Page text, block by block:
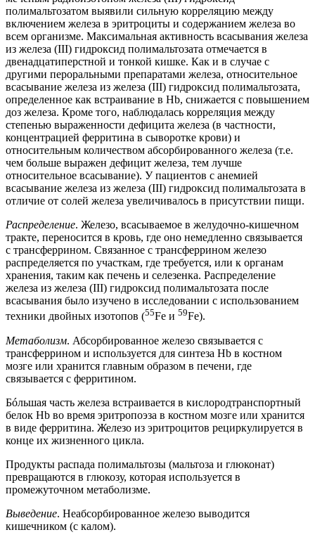
полимальтозатом выявили сильную корреляцию между
включением железа в эритроциты и содержанием железа во
всем организме. Максимальная активность всасывания железа
из железа (III) гидроксид полимальтозата отмечается в
двенадцатиперстной и тонкой кишке. Как и в случае с
другими пероральными препаратами железа, относительное
всасывание железа из железа (III) гидроксид полимальтозата,
определенное как встраивание в Hb, снижается с повышением
доз железа. Кроме того, наблюдалась корреляция между
степенью выраженности дефицита железа (в частности,
концентрацией ферритина в сыворотке крови) и
относительным количеством абсорбированного железа (т.е.
чем больше выражен дефицит железа, тем лучше
относительное всасывание). У пациентов с анемией
всасывание железа из железа (III) гидроксид полимальтозата в
отличие от солей железа увеличивалось в присутствии пищи.
Распределение. Железо, всасываемое в желудочно-кишечном
тракте, переносится в кровь, где оно немедленно связывается
с трансферрином. Связанное с трансферрином железо
распределяется по участкам, где требуется, или к органам
хранения, таким как печень и селезенка. Распределение
железа из железа (III) гидроксид полимальтозата после
всасывания было изучено в исследовании с использованием
техники двойных изотопов (55Fe и 59Fe).
Метаболизм. Абсорбированное железо связывается с
трансферрином и используется для синтеза Hb в костном
мозге или хранится главным образом в печени, где
связывается с ферритином.
Бóльшая часть железа встраивается в кислородтранспортный
белок Hb во время эритропоэза в костном мозге или хранится
в виде ферритина. Железо из эритроцитов рециркулируется в
конце их жизненного цикла.
Продукты распада полимальтозы (мальтоза и глюконат)
превращаются в глюкозу, которая используется в
промежуточном метаболизме.
Выведение. Неабсорбированное железо выводится
кишечником (с калом).